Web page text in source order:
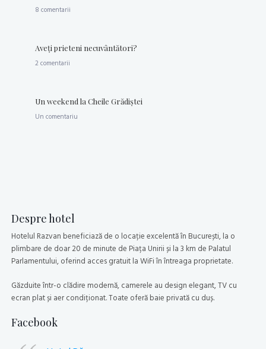
8 comentarii
Aveţi prieteni necuvântători?
2 comentarii
Un weekend la Cheile Grădiştei
Un comentariu
Despre hotel
Hotelul Razvan beneficiază de o locație excelentă în București, la o
plimbare de doar 20 de minute de Piața Unirii și la 3 km de Palatul
Parlamentului, oferind acces gratuit la WiFi în întreaga proprietate.
Găzduite într-o clădire modernă, camerele au design elegant, TV cu
ecran plat și aer condiționat. Toate oferă baie privată cu duș.
Facebook